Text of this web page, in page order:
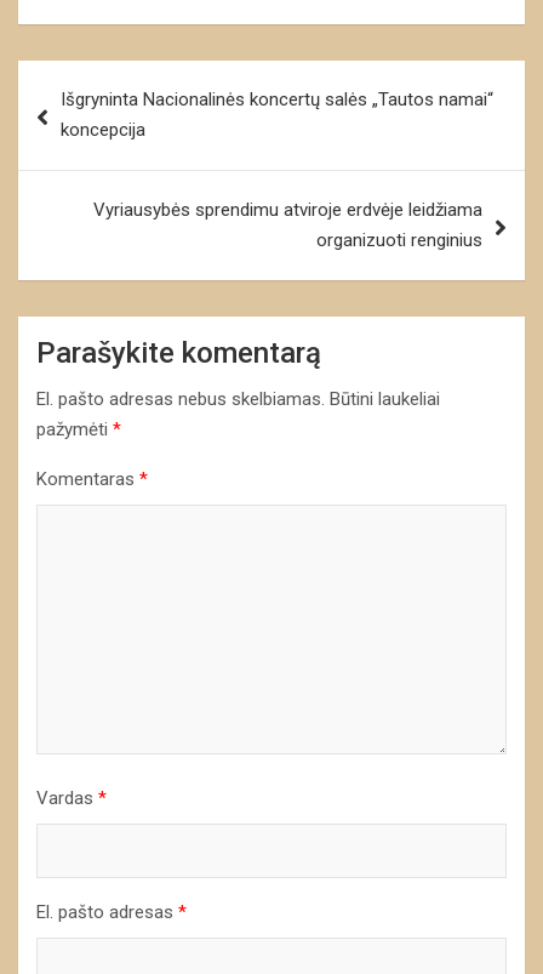
tarpIšgryninta Nacionalinės koncertų salės „Tautos namai“
koncepcija
Vyriausybės sprendimu atviroje erdvėje leidžiama
organizuoti renginius
Parašykite komentarą
El. pašto adresas nebus skelbiamas. Būtini laukeliai
pažymėti *
Komentaras *
Vardas *
El. pašto adresas *